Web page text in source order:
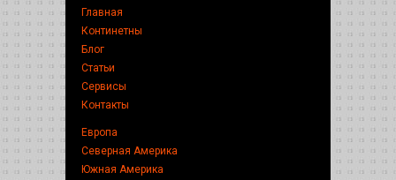
Главная
Континетны
Блог
Статьи
Сервисы
Контакты
Европа
Северная Америка
Южная Америка